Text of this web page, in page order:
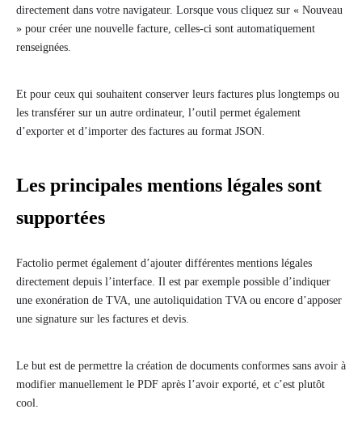
directement dans votre navigateur. Lorsque vous cliquez sur « Nouveau
» pour créer une nouvelle facture, celles-ci sont automatiquement
renseignées.
Et pour ceux qui souhaitent conserver leurs factures plus longtemps ou
les transférer sur un autre ordinateur, l’outil permet également
d’exporter et d’importer des factures au format JSON.
Les principales mentions légales sont
supportées
Factolio permet également d’ajouter différentes mentions légales
directement depuis l’interface. Il est par exemple possible d’indiquer
une exonération de TVA, une autoliquidation TVA ou encore d’apposer
une signature sur les factures et devis.
Le but est de permettre la création de documents conformes sans avoir à
modifier manuellement le PDF après l’avoir exporté, et c’est plutôt
cool.